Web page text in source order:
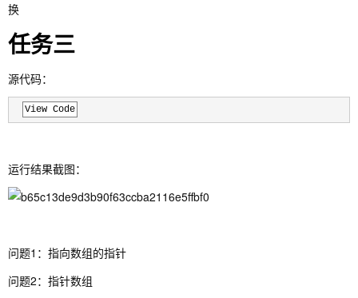
换
任务三
源代码：
View Code
运行结果截图：
问题1：指向数组的指针
问题2：指针数组